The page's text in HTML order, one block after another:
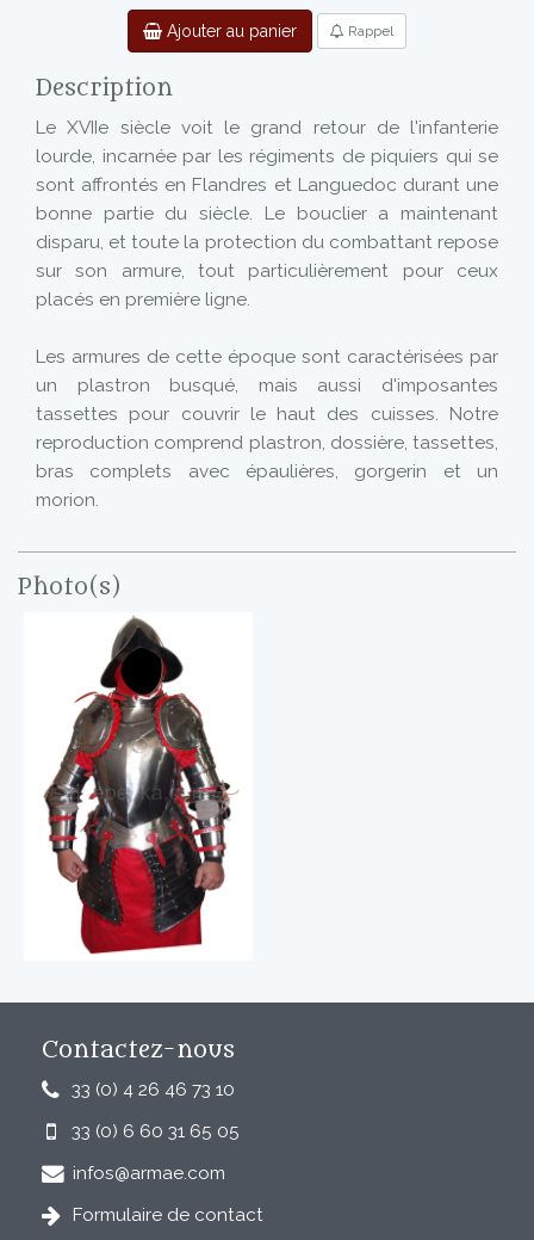
Ajouter au panier Rappel
Description
Le XVIIe siècle voit le grand retour de l'infanterie
lourde, incarnée par les régiments de piquiers qui se
sont affrontés en Flandres et Languedoc durant une
bonne partie du siècle. Le bouclier a maintenant
disparu, et toute la protection du combattant repose
sur son armure, tout particulièrement pour ceux
placés en première ligne.
Les armures de cette époque sont caractérisées par
un plastron busqué, mais aussi d'imposantes
tassettes pour couvrir le haut des cuisses. Notre
reproduction comprend plastron, dossière, tassettes,
bras complets avec épaulières, gorgerin et un
morion.
Photo(s)
Contactez-nous
33 (0) 4 26 46 73 10
33 (0) 6 60 31 65 05
infos@armae.com
Formulaire de contact